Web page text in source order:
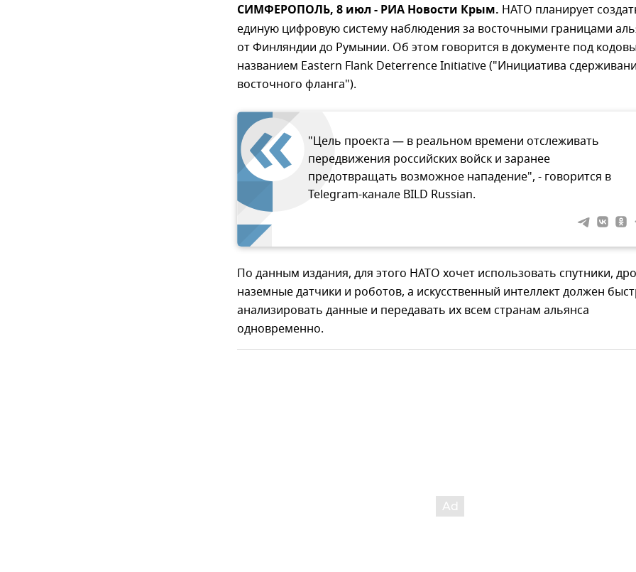
СИМФЕРОПОЛЬ, 8 июл - РИА Новости Крым. НАТО планирует
единую цифровую систему наблюдения за восточными границами
от Финляндии до Румынии. Об этом говорится в документе под
названием Eastern Flank Deterrence Initiative ("Инициатива
восточного фланга").
"Цель проекта — в реальном времени отслеживать
передвижения российских войск и заранее
предотвращать возможное нападение", - говорится в
Telegram-канале BILD Russian.
По данным издания, для этого НАТО хочет использовать спутники,
наземные датчики и роботов, а искусственный интеллект должен
анализировать данные и передавать их всем странам альянса
одновременно.